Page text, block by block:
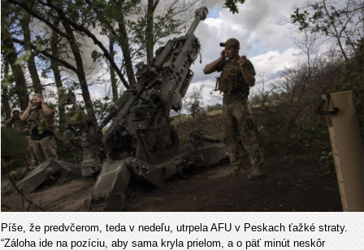
Píše, že predvčerom, teda v nedeľu, utrpela AFU v Peskach ťažké straty.
“Záloha ide na pozíciu, aby sama kryla prielom, a o päť minút neskôr